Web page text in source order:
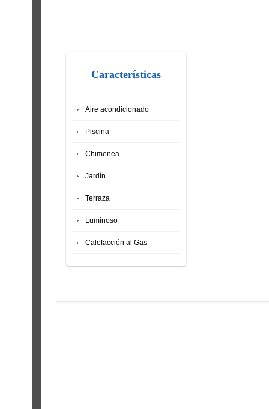
Características
Aire acondicionado
Piscina
Chimenea
Jardín
Terraza
Luminoso
Calefacción al Gas